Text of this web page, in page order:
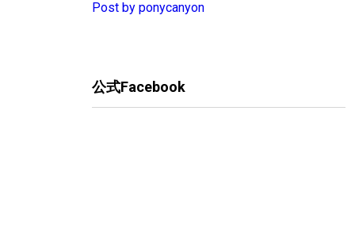
Post by ponycanyon
公式Facebook